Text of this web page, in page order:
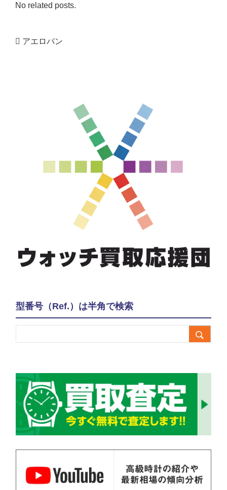
No related posts.
アエロバン
型番号（Ref.）は半角で検索
